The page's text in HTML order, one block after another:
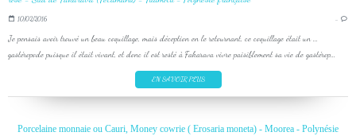
10/02/2016 …
Je pensais avoir trouvé un beau coquillage, mais déception en le retournant, ce coquillage était un ...
gastéropode puisque il était vivant, et donc il est resté à Fakarava vivre paisiblement sa vie de gastérop...
EN SAVOIR PLUS
Porcelaine monnaie ou Cauri, Money cowrie ( Erosaria moneta) - Moorea - Polynésie